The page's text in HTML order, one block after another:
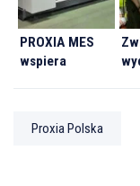
PROXIA MES
wspiera
Proxia Polska